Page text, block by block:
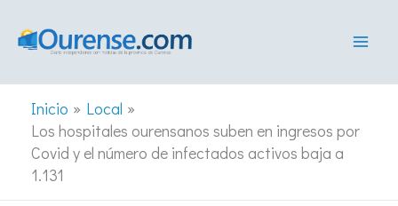
Inicio
Local
Los hospitales ourensanos suben en ingresos por
Covid y el número de infectados activos baja a
1.131